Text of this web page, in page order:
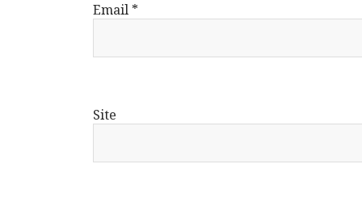
Email *
Site